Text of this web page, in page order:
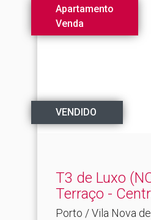
Apartamento
Venda
VENDIDO
T3 de Luxo
Terraço -
Porto / Vila Nova